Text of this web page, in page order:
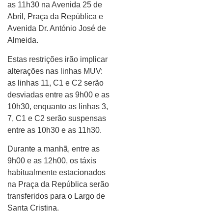
as 11h30 na Avenida 25 de
Abril, Praça da República e
Avenida Dr. António José de
Almeida.
Estas restrições irão implicar
alterações nas linhas MUV:
as linhas 11, C1 e C2 serão
desviadas entre as 9h00 e as
10h30, enquanto as linhas 3,
7, C1 e C2 serão suspensas
entre as 10h30 e as 11h30.
Durante a manhã, entre as
9h00 e as 12h00, os táxis
habitualmente estacionados
na Praça da República serão
transferidos para o Largo de
Santa Cristina.